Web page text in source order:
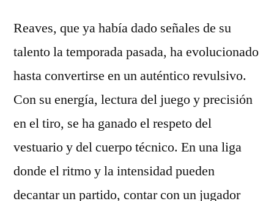
Reaves, que ya había dado señales de su
talento la temporada pasada, ha evolucionado
hasta convertirse en un auténtico revulsivo.
Con su energía, lectura del juego y precisión
en el tiro, se ha ganado el respeto del
vestuario y del cuerpo técnico. En una liga
donde el ritmo y la intensidad pueden
decantar un partido, contar con un jugador